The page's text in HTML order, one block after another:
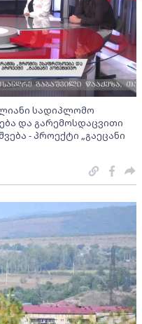
სადიპლომო
და გარემოსდაცვითი
- პროექტი „გაეცანი